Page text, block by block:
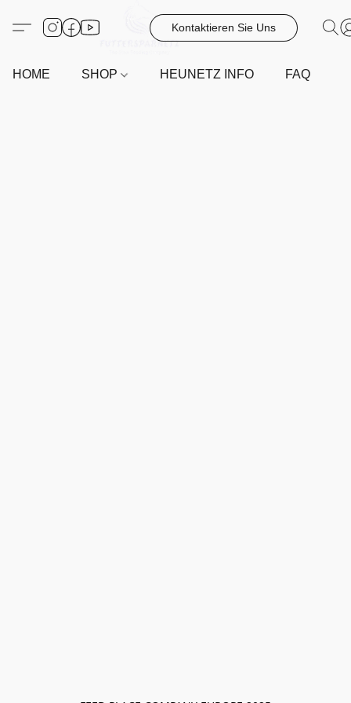
Kontaktieren Sie Uns
HOME SHOP HEUNETZ INFO FAQ